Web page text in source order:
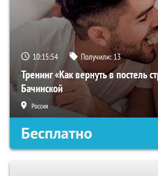
10:15:53 Получили:13
Тренинг «Как вернуть в постель
Бачинской
Россия
Бесплатно